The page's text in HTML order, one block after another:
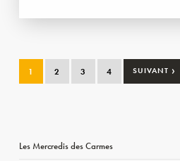
1 2 3 4 SUIVANT ›
Les Mercredis des Carmes